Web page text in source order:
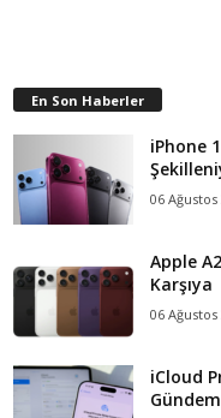
En Son Haberler
iPhone
06 Ağustos
Apple
Karşıya
06 Ağustos
iCloud